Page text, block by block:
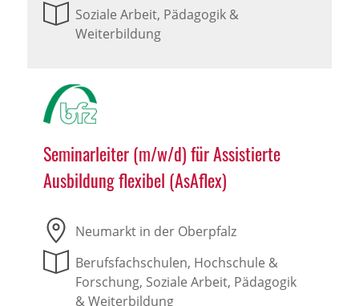
Soziale Arbeit, Pädagogik &
Weiterbildung
Seminarleiter (m/w/d) für Assistierte
Ausbildung flexibel (AsAflex)
Neumarkt in der Oberpfalz
Berufsfachschulen, Hochschule &
Forschung, Soziale Arbeit, Pädagogik
& Weiterbildung